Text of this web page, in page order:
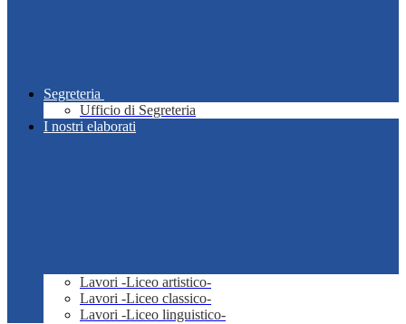
Segreteria
Ufficio di Segreteria
I nostri elaborati
Lavori -Liceo artistico-
Lavori -Liceo classico-
Lavori -Liceo linguistico-